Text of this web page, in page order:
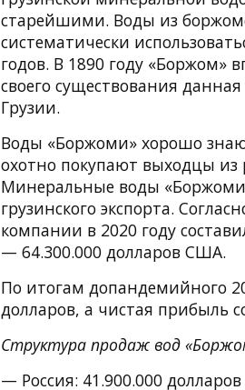
старейшими. Воды из
систематически
годов. В 1890 году «Боржом»
своего существования
Грузии.
Воды «Боржоми» хорошо
охотно покупают выходцы из
Минеральные воды
грузинского экспорта.
компании в 2020 году
— 64.300.000 долларов США.
По итогам допандемийного
долларов, а чистая прибыль
Структура продаж вод
— Россия: 41.900.000